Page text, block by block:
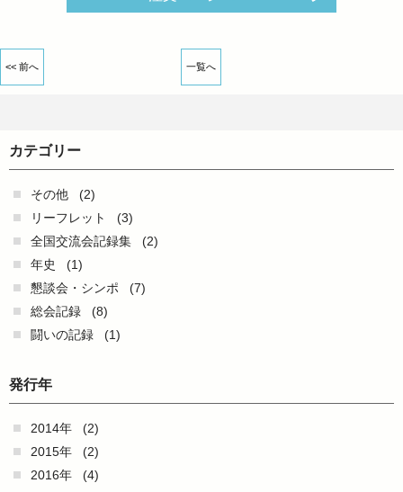
<< 前へ 一覧へ
カテゴリー
その他
(2)
リーフレット
(3)
全国交流会記録集
(2)
年史
(1)
懇談会・シンポ
(7)
総会記録
(8)
闘いの記録
(1)
発行年
2014年
(2)
2015年
(2)
2016年
(4)